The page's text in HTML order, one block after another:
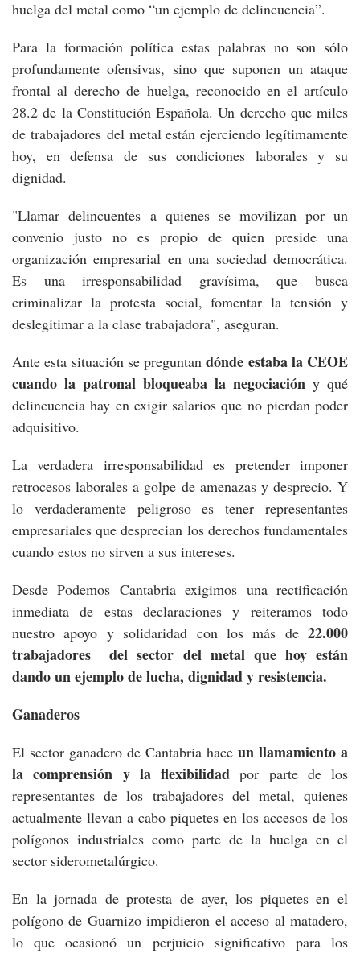
huelga del metal como “un ejemplo de delincuencia”.
Para la formación política estas palabras no son sólo
profundamente ofensivas, sino que suponen un ataque
frontal al derecho de huelga, reconocido en el artículo
28.2 de la Constitución Española. Un derecho que miles
de trabajadores del metal están ejerciendo legítimamente
hoy, en defensa de sus condiciones laborales y su
dignidad.
"Llamar delincuentes a quienes se movilizan por un
convenio justo no es propio de quien preside una
organización empresarial en una sociedad democrática.
Es una irresponsabilidad gravísima, que busca
criminalizar la protesta social, fomentar la tensión y
deslegitimar a la clase trabajadora", aseguran.
Ante esta situación se preguntandónde estaba la CEOE
cuando la patronal bloqueaba la negociación y qué
delincuencia hay en exigir salarios que no pierdan poder
adquisitivo.
La verdadera irresponsabilidad es pretender imponer
retrocesos laborales a golpe de amenazas y desprecio. Y
lo verdaderamente peligroso es tener representantes
empresariales que desprecian los derechos fundamentales
cuando estos no sirven a sus intereses.
Desde Podemos Cantabria exigimos una rectificación
inmediata de estas declaraciones y reiteramos todo
nuestro apoyo y solidaridad con los más de 22.000
trabajadores del sector del metal que hoy están
dando un ejemplo de lucha, dignidad y resistencia.
Ganaderos
El sector ganadero de Cantabria hace un llamamiento a
la comprensión y la flexibilidadpor parte de los
representantes de los trabajadores del metal, quienes
actualmente llevan a cabo piquetes en los accesos de los
polígonos industriales como parte de la huelga en el
sector siderometalúrgico.
En la jornada de protesta de ayer, los piquetes en el
polígono de Guarnizo impidieron el acceso al matadero,
lo que ocasionó un perjuicio significativo para los